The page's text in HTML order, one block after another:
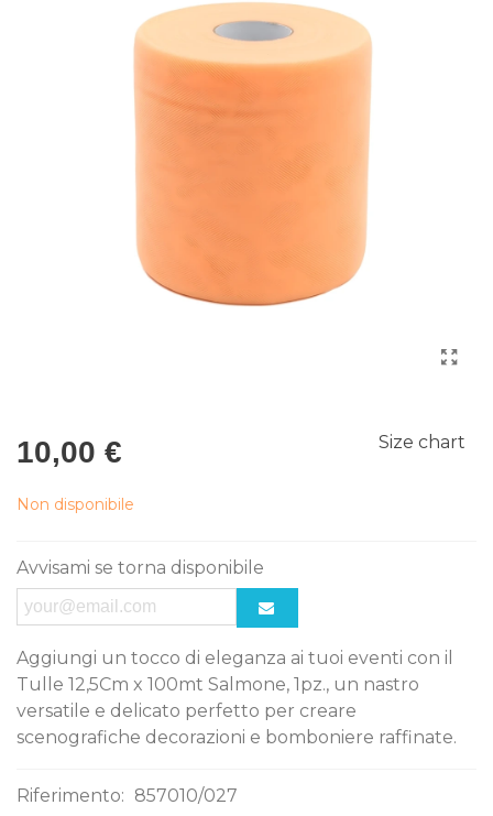
10,00 € Size chart
Non disponibile
Avvisami se torna disponibile
Aggiungi un tocco di eleganza ai tuoi eventi con il
Tulle 12,5Cm x 100mt Salmone, 1pz., un nastro
versatile e delicato perfetto per creare
scenografiche decorazioni e bomboniere raffinate.
Riferimento: 857010/027